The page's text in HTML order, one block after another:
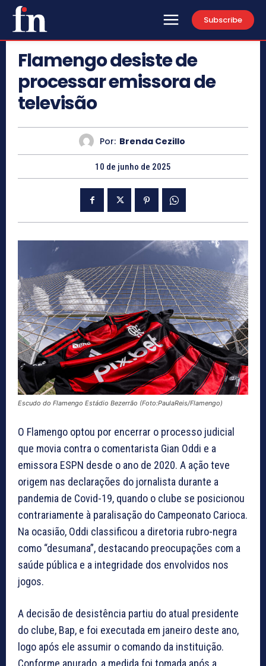
Subscribe
Flamengo desiste de
processar emissora de
televisão
Por: Brenda Cezillo
10 de junho de 2025
Escudo do Flamengo Estádio Bezerrão (Foto:PaulaReis/Flamengo)
O Flamengo optou por encerrar o processo judicial
que movia contra o comentarista Gian Oddi e a
emissora ESPN desde o ano de 2020. A ação teve
origem nas declarações do jornalista durante a
pandemia de Covid-19, quando o clube se posicionou
contrariamente à paralisação do Campeonato Carioca.
Na ocasião, Oddi classificou a diretoria rubro-negra
como “desumana”, destacando preocupações com a
saúde pública e a integridade dos envolvidos nos
jogos.
A decisão de desistência partiu do atual presidente
do clube, Bap, e foi executada em janeiro deste ano,
logo após ele assumir o comando da instituição.
Conforme apurado, a medida foi tomada após a